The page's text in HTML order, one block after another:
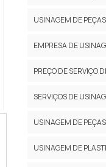
USINAGEM DE
EMPRESA DE
PREÇO DE SERVIÇO
SERVIÇOS DE
USINAGEM DE
USINAGEM DE